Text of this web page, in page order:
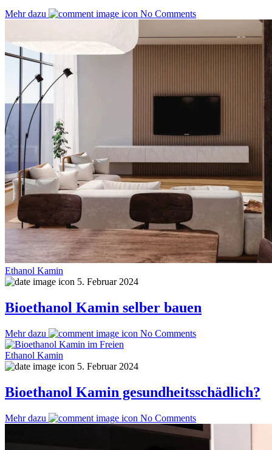
Mehr dazu No Comments
Ethanol Kamin
5. Februar 2024
Bioethanol Kamin selber bauen
Mehr dazu No Comments
Ethanol Kamin
5. Februar 2024
Bioethanol Kamin gesundheitsschädlich?
Mehr dazu No Comments